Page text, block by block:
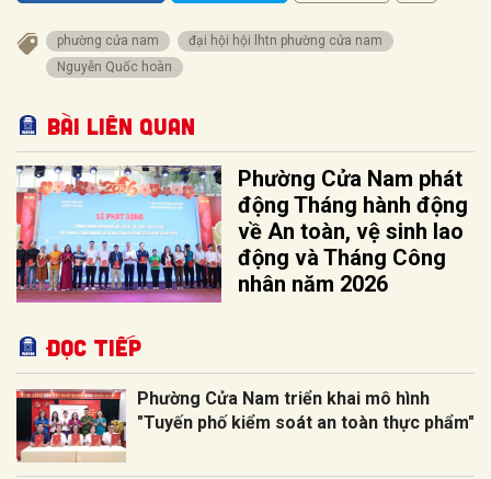
phường cửa nam
đại hội hội lhtn phường cửa nam
Nguyễn Quốc hoàn
Bài liên quan
Phường Cửa Nam phát
động Tháng hành động
về An toàn, vệ sinh lao
động và Tháng Công
nhân năm 2026
Đọc tiếp
Phường Cửa Nam triển khai mô hình
"Tuyến phố kiểm soát an toàn thực phẩm"